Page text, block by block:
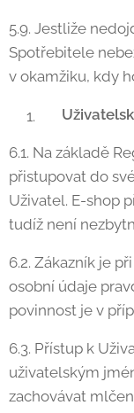
5.9. Jestliže
Spotřebitele
v okamžiku, kdy
6.1. Na základě
přistupovat do
Uživatel. E-shop
tudíž není
6.2. Zákazník je
osobní údaje
povinnost je v
6.3. Přístup k
uživatelským
zachovávat